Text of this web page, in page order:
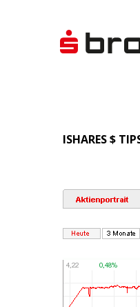
ISHARES $